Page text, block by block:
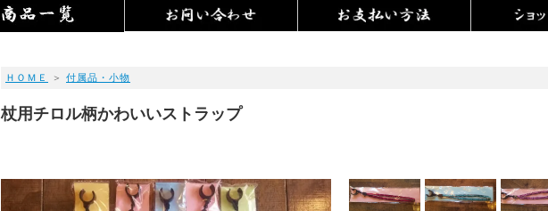
ＨＯＭＥ ＞ 付属品・小物
杖用チロル柄かわいいストラップ